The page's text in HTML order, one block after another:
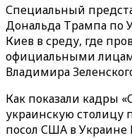
Специальный
Дональда Трампа по
Киев в среду, где
официальными
Владимира
Как показали кадры
украинскую столицу
посол США в